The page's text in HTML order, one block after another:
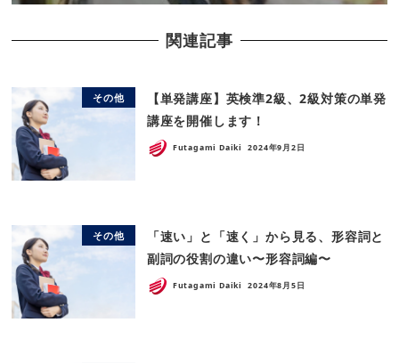
関連記事
その他
【単発講座】英検準2級、2級対策の単発
講座を開催します！
Futagami Daiki 2024年9月2日
その他
「速い」と「速く」から見る、形容詞と
副詞の役割の違い〜形容詞編〜
Futagami Daiki 2024年8月5日